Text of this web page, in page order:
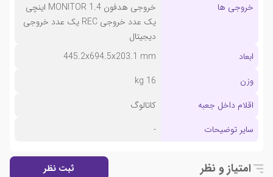
خروجی ها
خروجی هدفون MONITOR 1.4 اینچی
یک عدد خروجی REC یک عدد خروجی
دیجیتال
ابعاد
445.2x694.5x203.1 mm
وزن
16 kg
اقلام داخل جعبه
کاتالوگ
سایر توضیحات
-
امتیاز و نظر ثبت نظر